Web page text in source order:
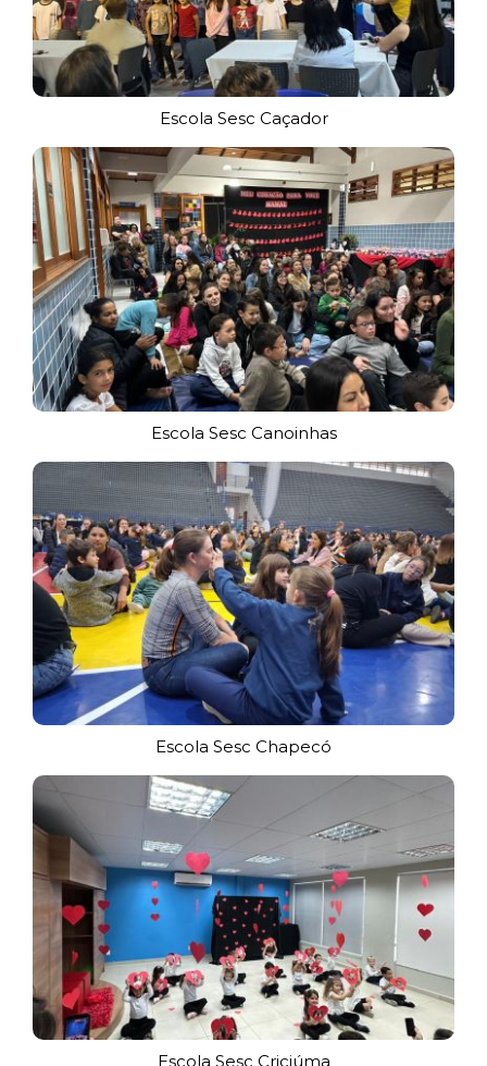
Escola Sesc Caçador
Escola Sesc Canoinhas
Escola Sesc Chapecó
Escola Sesc Criciúma